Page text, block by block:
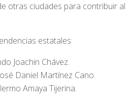
otras ciudades para contribuir al
estatales:
Joachin Chávez.
Daniel Martínez Cano.
Amaya Tijerina.